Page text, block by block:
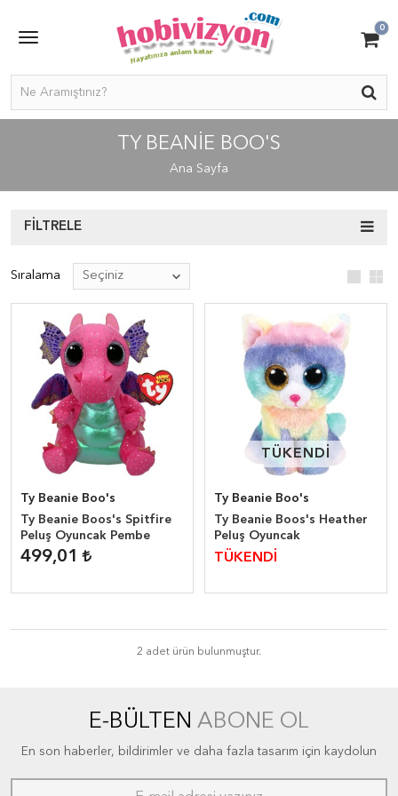
0
TY BEANIE BOO'S
Ana Sayfa
FILTRELE
Sıralama
Ty Beanie Boo's
Ty Beanie Boos's Spitfire
Peluş Oyuncak Pembe
499,01
TÜKENDİ
TÜKENDİ
Ty Beanie Boo's
Ty Beanie Boos's Heather
Peluş Oyuncak
TÜKENDİ
2 adet ürün bulunmuştur.
E-BÜLTEN ABONE OL
En son haberler, bildirimler ve daha fazla tasarım için kaydolun